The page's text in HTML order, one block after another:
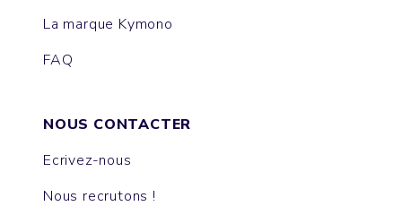
La marque Kymono
FAQ
NOUS CONTACTER
Ecrivez-nous
Nous recrutons !